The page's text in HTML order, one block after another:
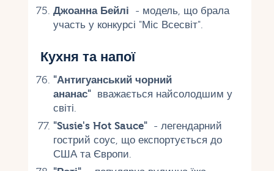
Джоанна Бейлі - модель, що брала
участь у конкурсі "Міс Всесвіт".
Кухня та напої
"Антигуанський чорний
ананас"вважається найсолодшим у
світі.
"Susie's Hot Sauce"- легендарний
гострий соус, що експортується до
США та Європи.